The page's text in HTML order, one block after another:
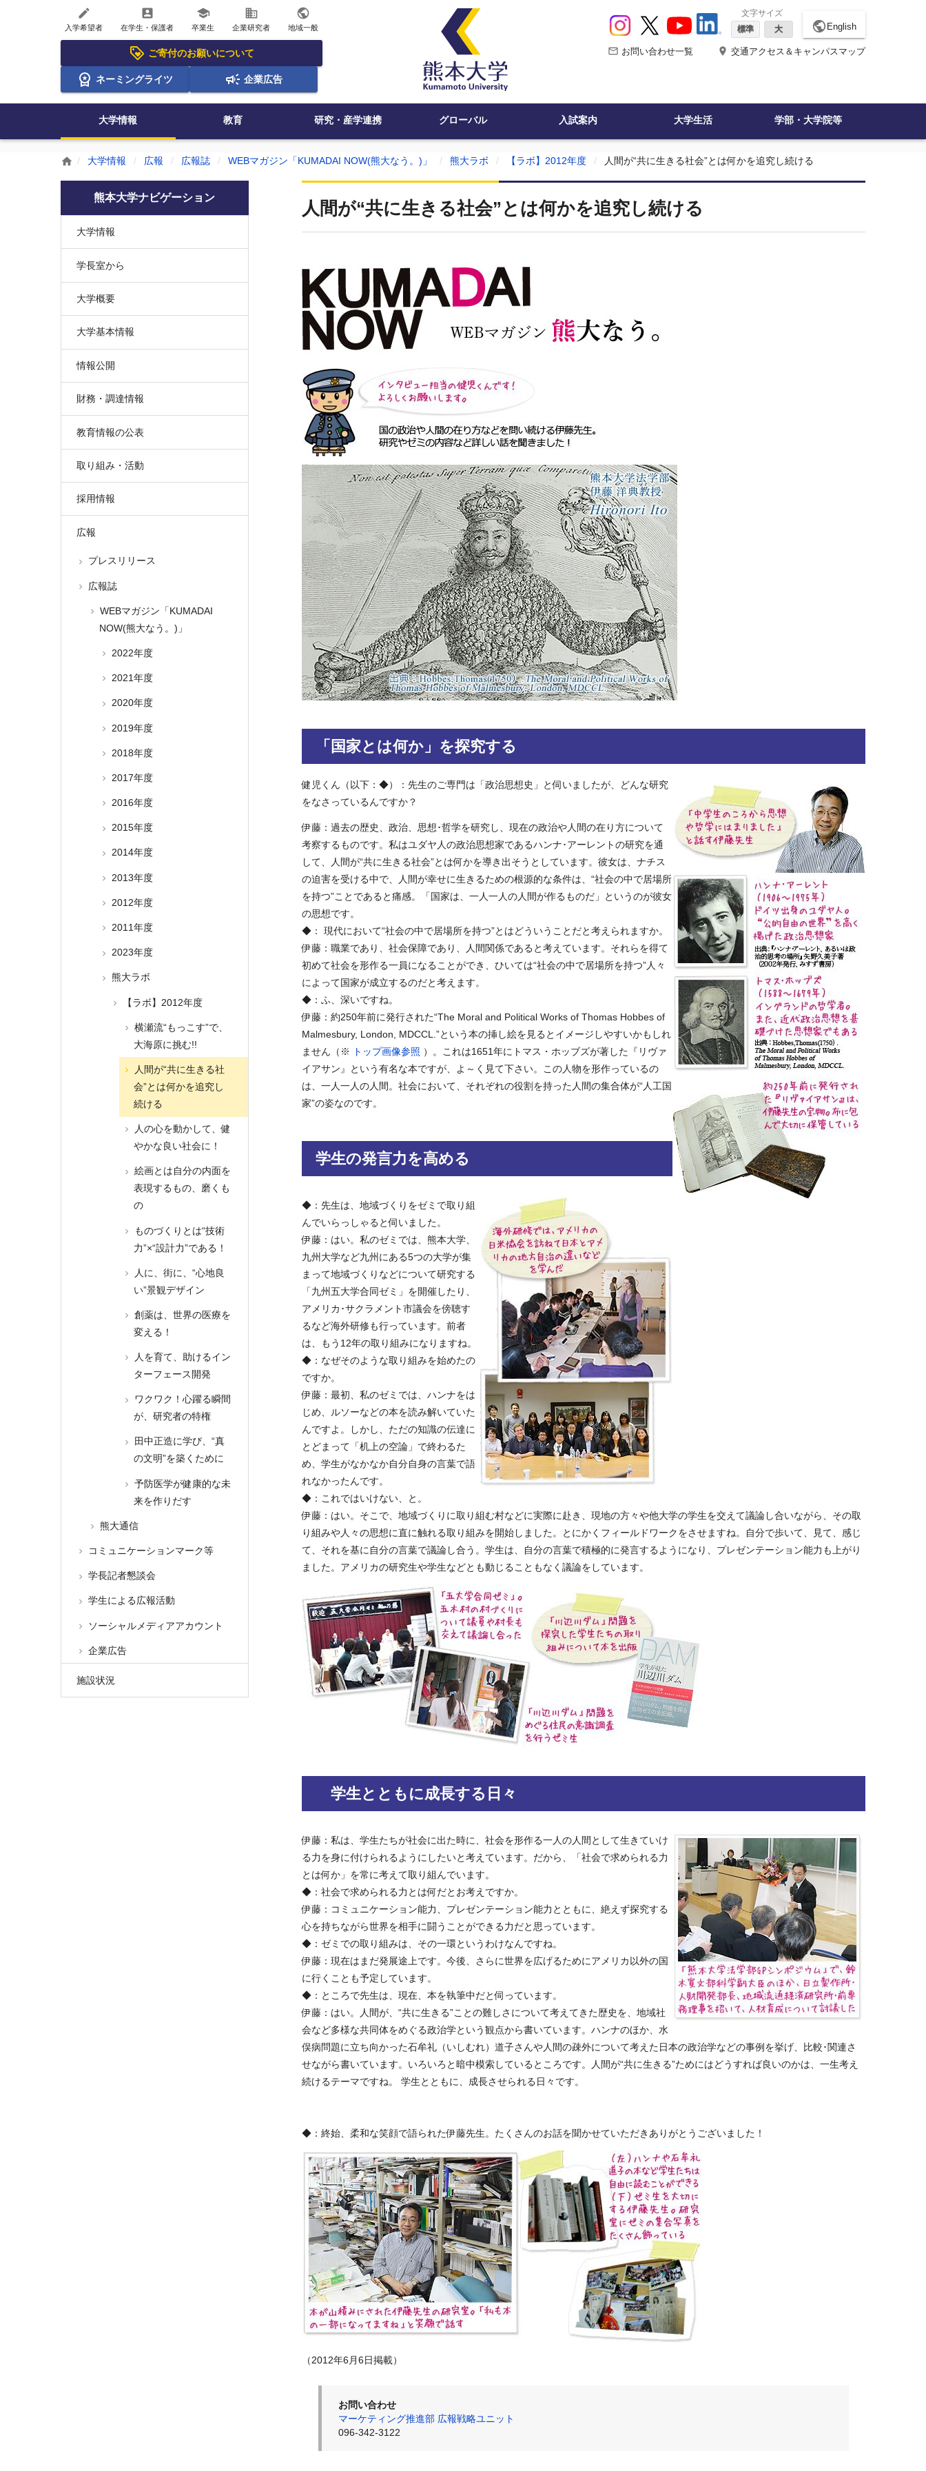
create
入学希望者
account_box
在学生・保護者
school
卒業生
business
企業研究者
public
地域一般
ご寄付のお願いについて
ネーミングライツ 企業広告
文字サイズ
標準
大 public English
mail_outline お問い合わせ一覧 place 交通アクセス＆キャンパスマップ
大学情報 教育 研究・産学連携 グローバル 入試案内 大学生活 学部・大学院等
home 大学情報 広報 広報誌 WEBマガジン「KUMADAI NOW(熊大なう。)」 熊大ラボ 【ラボ】2012年度 人間が“共に生きる社会”とは何かを追究し続ける
人間が“共に生きる社会”とは何かを追究し続ける
「国家とは何か」を探究する
健児くん（以下：◆）：先生のご専門は「政治思想史」と伺いましたが、どんな研究
をなさっているんですか？
伊藤：過去の歴史、政治、思想･哲学を研究し、現在の政治や人間の在り方について
考察するものです。私はユダヤ人の政治思想家であるハンナ･アーレントの研究を通
して、人間が“共に生きる社会”とは何かを導き出そうとしています。彼女は、ナチス
の迫害を受ける中で、人間が幸せに生きるための根源的な条件は、“社会の中で居場所
を持つ”ことであると痛感。「国家は、一人一人の人間が作るものだ」というのが彼女
の思想です。
◆： 現代において“社会の中で居場所を持つ”とはどういうことだと考えられますか。
伊藤：職業であり、社会保障であり、人間関係であると考えています。それらを得て
初めて社会を形作る一員になることができ、ひいては“社会の中で居場所を持つ”人々
によって国家が成立するのだと考えます。
◆：ふ、深いですね。
伊藤：約250年前に発行された“The Moral and Political Works of Thomas Hobbes of
Malmesbury, London, MDCCL.”という本の挿し絵を見るとイメージしやすいかもしれ
ません（※
トップ画像参照 ）。これは1651年にトマス・ホッブズが著した『リヴァ
イアサン』という有名な本ですが、よ～く見て下さい。この人物を形作っているの
は、一人一人の人間。社会において、それぞれの役割を持った人間の集合体が“人工国
家”の姿なのです。
学生の発言力を高める
◆：先生は、地域づくりをゼミで取り組
んでいらっしゃると伺いました。
伊藤：はい。私のゼミでは、熊本大学、
九州大学など九州にある5つの大学が集
まって地域づくりなどについて研究する
「九州五大学合同ゼミ」を開催したり、
アメリカ･サクラメント市議会を傍聴す
るなど海外研修も行っています。前者
は、もう12年の取り組みになりますね。
◆：なぜそのような取り組みを始めたの
ですか。
伊藤：最初、私のゼミでは、ハンナをは
じめ、ルソーなどの本を読み解いていた
んですよ。しかし、ただの知識の伝達に
とどまって「机上の空論」で終わるた
め、学生がなかなか自分自身の言葉で語
れなかったんです。
◆：これではいけない、と。
伊藤：はい。そこで、地域づくりに取り組む村などに実際に赴き、現地の方々や他大学の学生を交えて議論し合いながら、その取
り組みや人々の思想に直に触れる取り組みを開始しました。とにかくフィールドワークをさせますね。自分で歩いて、見て、感じ
て、それを基に自分の言葉で議論し合う。学生は、自分の言葉で積極的に発言するようになり、プレゼンテーション能力も上がり
ました。アメリカの研究生や学生などとも動じることもなく議論をしています。
学生とともに成長する日々
伊藤：私は、学生たちが社会に出た時に、社会を形作る一人の人間として生きていけ
る力を身に付けられるようにしたいと考えています。だから、「社会で求められる力
とは何か」を常に考えて取り組んでいます。
◆：社会で求められる力とは何だとお考えですか。
伊藤：コミュニケーション能力、プレゼンテーション能力とともに、絶えず探究する
心を持ちながら世界を相手に闘うことができる力だと思っています。
◆：ゼミでの取り組みは、その一環というわけなんですね。
伊藤：現在はまだ発展途上です。今後、さらに世界を広げるためにアメリカ以外の国
に行くことも予定しています。
◆：ところで先生は、現在、本を執筆中だと伺っています。
伊藤：はい。人間が、“共に生きる”ことの難しさについて考えてきた歴史を、地域社
会など多様な共同体をめぐる政治学という観点から書いています。ハンナのほか、水
俣病問題に立ち向かった石牟礼（いしむれ）道子さんや人間の疎外について考えた日本の政治学などの事例を挙げ、比較･関連さ
せながら書いています。いろいろと暗中模索しているところです。人間が“共に生きる”ためにはどうすれば良いのかは、一生考え
続けるテーマですね。 学生とともに、成長させられる日々です。
◆：終始、柔和な笑顔で語られた伊藤先生。たくさんのお話を聞かせていただきありがとうございました！
（2012年6月6日掲載）
お問い合わせ
マーケティング推進部 広報戦略ユニット
096-342-3122
熊本大学ナビゲーション
大学情報
学長室から
大学概要
大学基本情報
情報公開
財務・調達情報
教育情報の公表
取り組み・活動
採用情報
広報
プレスリリース
広報誌
WEBマガジン「KUMADAI
NOW(熊大なう。)」
2022年度
2021年度
2020年度
2019年度
2018年度
2017年度
2016年度
2015年度
2014年度
2013年度
2012年度
2011年度
2023年度
熊大ラボ
【ラボ】2012年度
横瀬流“もっこす”で、
大海原に挑む!!
人間が“共に生きる社
会”とは何かを追究し
続ける
人の心を動かして、健
やかな良い社会に！
絵画とは自分の内面を
表現するもの、磨くも
の
ものづくりとは“技術
力”×“設計力”である！
人に、街に、“心地良
い”景観デザイン
創薬は、世界の医療を
変える！
人を育て、助けるイン
ターフェース開発
ワクワク！心躍る瞬間
が、研究者の特権
田中正造に学び、“真
の文明”を築くために
予防医学が健康的な未
来を作りだす
熊大通信
コミュニケーションマーク等
学長記者懇談会
学生による広報活動
ソーシャルメディアアカウント
企業広告
施設状況